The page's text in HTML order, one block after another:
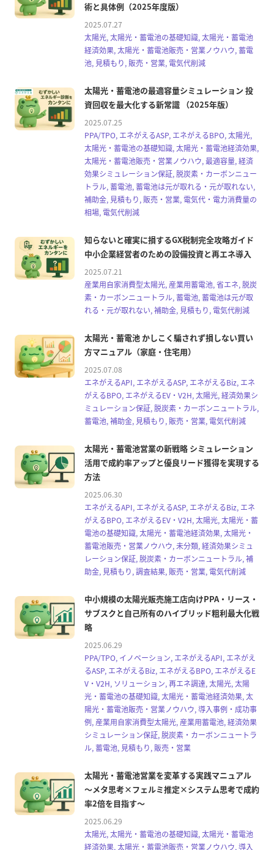
術と具体例（2025年度版）
2025.07.27
太陽光, 太陽光・蓄電池の基礎知識, 太陽光・蓄電池
経済効果, 太陽光・蓄電池販売・営業ノウハウ, 蓄電
池, 見積もり, 販売・営業, 電気代削減
太陽光・蓄電池の最適容量シミュレーション 投
資回収を最大化する新常識 （2025年版）
2025.07.25
PPA/TPO, エネがえるASP, エネがえるBPO, 太陽光,
太陽光・蓄電池の基礎知識, 太陽光・蓄電池経済効果,
太陽光・蓄電池販売・営業ノウハウ, 最適容量, 経済
効果シミュレーション保証, 脱炭素・カーボンニュー
トラル, 蓄電池, 蓄電池は元が取れる・元が取れない,
補助金, 見積もり, 販売・営業, 電気代・電力消費量の
相場, 電気代削減
知らないと確実に損するGX税制完全攻略ガイド
中小企業経営者のための設備投資と再エネ導入
2025.07.21
産業用自家消費型太陽光, 産業用蓄電池, 省エネ, 脱炭
素・カーボンニュートラル, 蓄電池, 蓄電池は元が取
れる・元が取れない, 補助金, 見積もり, 電気代削減
太陽光・蓄電池 かしこく騙されず損しない買い
方マニュアル（家庭・住宅用）
2025.07.08
エネがえるAPI, エネがえるASP, エネがえるBiz, エネ
がえるBPO, エネがえるEV・V2H, 太陽光, 経済効果シ
ミュレーション保証, 脱炭素・カーボンニュートラル,
蓄電池, 補助金, 見積もり, 販売・営業, 電気代削減
太陽光・蓄電池営業の新戦略 シミュレーション
活用で成約率アップと優良リード獲得を実現する
方法
2025.06.30
エネがえるAPI, エネがえるASP, エネがえるBiz, エネ
がえるBPO, エネがえるEV・V2H, 太陽光, 太陽光・蓄
電池の基礎知識, 太陽光・蓄電池経済効果, 太陽光・
蓄電池販売・営業ノウハウ, 未分類, 経済効果シミュ
レーション保証, 脱炭素・カーボンニュートラル, 補
助金, 見積もり, 調査結果, 販売・営業, 電気代削減
中小規模の太陽光販売施工店向けPPA・リース・
サブスクと自己所有のハイブリッド粗利最大化戦
略
2025.06.29
PPA/TPO, イノベーション, エネがえるAPI, エネがえ
るASP, エネがえるBiz, エネがえるBPO, エネがえるE
V・V2H, ソリューション, 再エネ調達, 太陽光, 太陽
光・蓄電池の基礎知識, 太陽光・蓄電池経済効果, 太
陽光・蓄電池販売・営業ノウハウ, 導入事例・成功事
例, 産業用自家消費型太陽光, 産業用蓄電池, 経済効果
シミュレーション保証, 脱炭素・カーボンニュートラ
ル, 蓄電池, 見積もり, 販売・営業
太陽光・蓄電池営業を変革する実践マニュアル
～メタ思考×フェルミ推定×システム思考で成約
率2倍を目指す～
2025.06.29
太陽光, 太陽光・蓄電池の基礎知識, 太陽光・蓄電池
経済効果, 太陽光・蓄電池販売・営業ノウハウ, 導入